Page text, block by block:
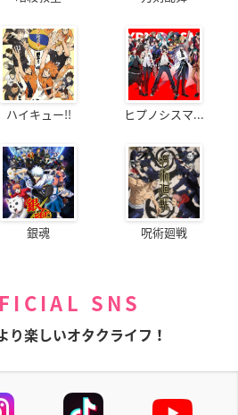
ハイキュー!! ヒプノシスマ...
銀魂 呪術廻戦
SNS
り楽しいオタクライフ！